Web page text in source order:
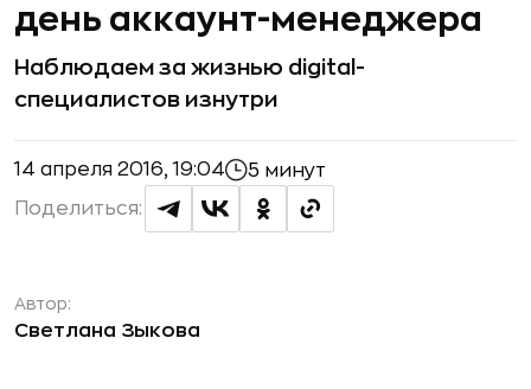
день аккаунт-менеджера
Наблюдаем за жизнью digital-
специалистов изнутри
14 апреля 2016, 19:04 5 минут
Поделиться:
Автор:
Светлана Зыкова